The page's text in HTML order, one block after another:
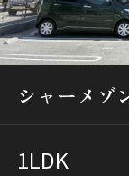
通勤・通学時
地図から探す
人気のカテゴ
シャーメゾ
1LDK